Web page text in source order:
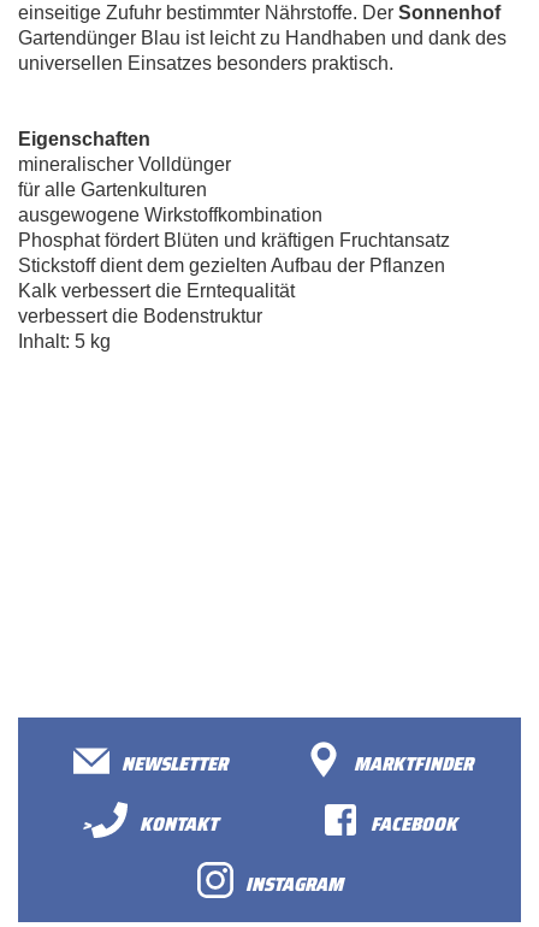
einseitige Zufuhr bestimmter Nährstoffe. Der Sonnenhof
Gartendünger Blau ist leicht zu Handhaben und dank des
universellen Einsatzes besonders praktisch.
Eigenschaften
mineralischer Volldünger
für alle Gartenkulturen
ausgewogene Wirkstoffkombination
Phosphat fördert Blüten und kräftigen Fruchtansatz
Stickstoff dient dem gezielten Aufbau der Pflanzen
Kalk verbessert die Erntequalität
verbessert die Bodenstruktur
Inhalt: 5 kg
NEWSLETTER
MARKTFINDER
>
KONTAKT
FACEBOOK
INSTAGRAM